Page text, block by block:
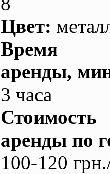
Цвет:
Время
аренды,
3 часа
Стоимость
аренды по
100-120